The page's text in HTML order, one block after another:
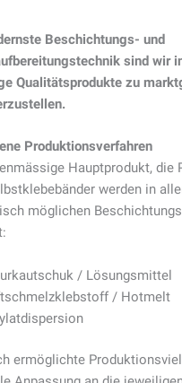
Beschichtungs- und
sind wir
Qualitätsprodukte zu
Produktionsverfahren
Hauptprodukt, die
werden in
möglichen
/ Lösungsmittel
/ Hotmelt
ermöglichte